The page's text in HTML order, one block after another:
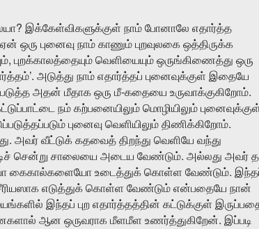
? இக்கேள்விகளுக்குள் நாம் போனாலே எதார்த்த
ஏன் ஒரு புனைவு நாம் காணும் புறவுலகை ஒத்திருக்க
, புறக்காலத்தையும் வெளியையும் ஒருங்கிணைத்து ஒரு
’. அடுத்து நாம் எதார்த்தப் புனைவுக்குள் இதையே
அதன் மீதாக ஒரு மீ-கதையை உருவாக்குகிறோம்.
நம் கற்பனையிலும் மொழியிலும்
புனைவு வெளியிலும் திணிக்கிறோம்.
. அவர் வீட்டுக் கதவைத் திறந்து வெளியே வந்து
சென்று சாலையை அடைய வேண்டும். அல்லது அவர்
கைகால்களையோ உடைத்துக் கொள்ள வேண்டும்.
எடுத்துக் கொள்ள வேண்டும் என்பதையே நான்
இந்தப் புற எதார்த்தத்தின் கட்டுக்குள்
ஆன ஒருவராக மீளமீள உணர்த்துகிறேன். இப்படி